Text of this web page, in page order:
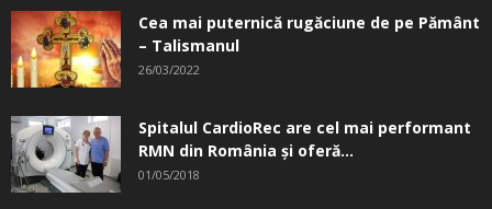
Cea mai puternică rugăciune de pe Pământ
– Talismanul
26/03/2022
Spitalul CardioRec are cel mai performant
RMN din România și oferă...
01/05/2018